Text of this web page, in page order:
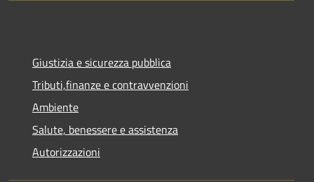
Giustizia e sicurezza pubblica
Tributi,finanze e contravvenzioni
Ambiente
Salute, benessere e assistenza
Autorizzazioni